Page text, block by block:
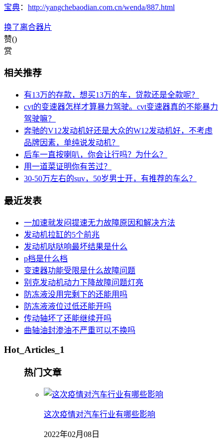
宝典： http://yangchebaodian.com.cn/wenda/887.html
换了离合器片
赞()
赏
相关推荐
有13万的存款，想买13万的车，贷款还是全款呢？
cvt的变速器怎样才算暴力驾驶。cvt变速器真的不能暴力
驾驶嘛？
奔驰的V12发动机好还是大众的W12发动机好，不考虑
品牌因素，单纯说发动机？
后车一直按喇叭，你会让行吗？为什么？
用一道菜证明你有苦过？
30-50万左右的suv，50岁男士开，有推荐的车么？
最近发表
一加速就发闷提速无力故障原因和解决方法
发动机拉缸的5个前兆
发动机哒哒响最坏结果是什么
p档是什么档
变速器功能受限是什么故障问题
别克发动机动力下降故障问题灯亮
防冻液没用完剩下的还能用吗
防冻液液位过低还能开吗
传动轴坏了还能继续开吗
曲轴油封渗油不严重可以不换吗
Hot_Articles_1
热门文章
这次疫情对汽车行业有哪些影响
2022年02月08日